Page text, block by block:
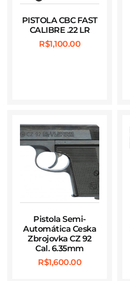
PISTOLA CBC FAST
CALIBRE .22 LR
R$1,100.00
Pistola Semi-
Automática Ceska
Zbrojovka CZ 92
Cal. 6.35mm
R$1,600.00